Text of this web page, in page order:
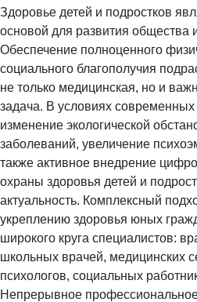
Здоровье детей и подростков
основой для развития общества
Обеспечение полноценного
социального благополучия
не только медицинская, но и
задача. В условиях современных
изменение экологической
заболеваний, увеличение
также активное внедрение
охраны здоровья детей и
актуальность. Комплексный
укреплению здоровья юных
широкого круга специалистов:
школьных врачей, медицинских
психологов, социальных
Непрерывное профессиональное